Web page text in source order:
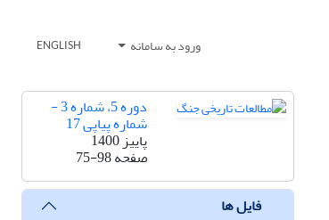
ورود به سامانه ENGLISH
دوره 5، شماره 3 -
شماره پیاپی 17
پاییز 1400
صفحه75-98
فایل ها